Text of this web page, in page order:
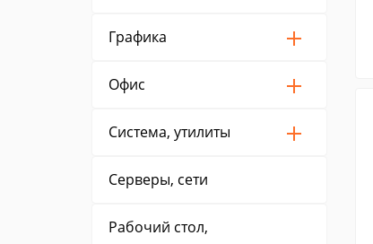
Графика
Офис
Система, утилиты
Серверы, сети
Рабочий стол,